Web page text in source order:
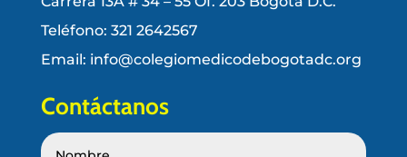
Teléfono: 321 2642567
Email: info@colegiomedicodebogotadc.org
Contáctanos